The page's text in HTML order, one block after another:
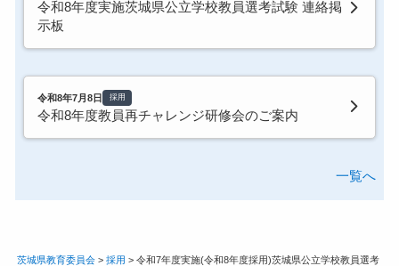
令和8年度実施茨城県公立学校教員選考試験 連絡掲
示板
令和8年7月8日 採用
令和8年度教員再チャレンジ研修会のご案内
一覧へ
茨城県教育委員会> 採用 > 令和7年度実施(令和8年度採用)茨城県公立学校教員選考